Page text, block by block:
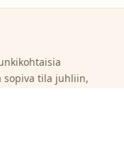
sopiva tila juhliin,